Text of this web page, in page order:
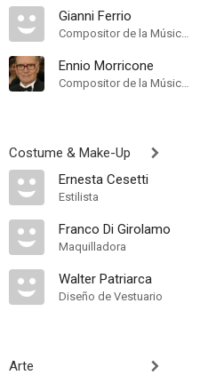
Gianni Ferrio
Compositor de la Música Original
Ennio Morricone
Compositor de la Música Original
Costume & Make-Up
Ernesta Cesetti
Estilista
Franco Di Girolamo
Maquilladora
Walter Patriarca
Diseño de Vestuario
Arte